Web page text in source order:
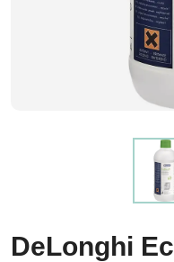
DeLonghi